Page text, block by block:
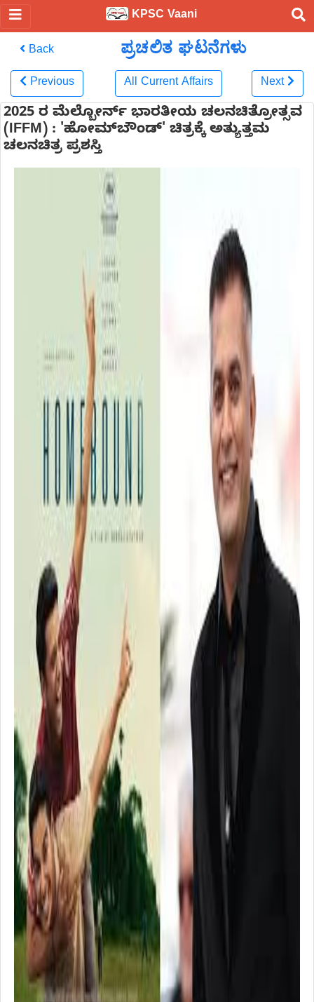
KPSC Vaani
Back ಪ್ರಚಲಿತ ಘಟನೆಗಳು
Previous All Current Affairs Next
2025 ರ ಮೆಲ್ಬೋರ್ನ್ ಭಾರತೀಯ ಚಲನಚಿತ್ರೋತ್ಸವ
(IFFM) : 'ಹೋಮ್‌ಬೌಂಡ್' ಚಿತ್ರಕ್ಕೆ ಅತ್ಯುತ್ತಮ
ಚಲನಚಿತ್ರ ಪ್ರಶಸ್ತಿ